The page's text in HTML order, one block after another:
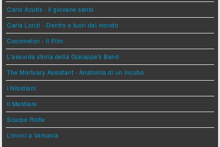
Carlo Acutis - Il giovane santo
Carla Lonzi - Dentro e fuori dal mondo
Cocomelon - Il Film
L'assurda storia della Gialappa's Band
The Mortuary Assistant - Anatomia di un Incubo
I Nisidiani
Il Mestiere
Scarpe Rotte
Limoni a Varsavia